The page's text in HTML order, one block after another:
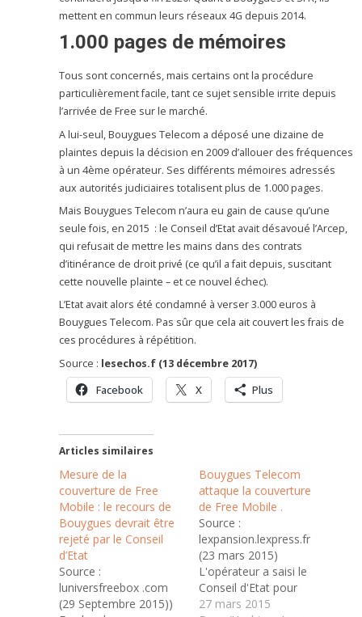
mettent en commun leurs réseaux 4G depuis 2014.
1.000 pages de mémoires
Tous sont concernés, mais certains ont la procédure
particulièrement facile, tant ce sujet sensible irrite depuis
l’arrivée de Free sur le marché.
A lui-seul, Bouygues Telecom a déposé une dizaine de
plaintes depuis la décision en 2009 d’allouer des fréquences
à un 4ème opérateur. Ses différents mémoires adressés
aux autorités judiciaires totalisent plus de 1.000 pages.
Mais Bouygues Telecom n’aura eu gain de cause qu’une
seule fois, en 2015 : le Conseil d’Etat avait désavoué l’Arcep,
qui refusait de mettre les mains dans des contrats
d’itinérance de droit privé (ce qu’il a fait depuis, suscitant
cette nouvelle plainte – et ce nouvel échec).
L’Etat avait alors été condamné à verser 3.000 euros à
Bouygues Telecom. Pas sûr que cela ait couvert les frais de
ces procédures à répétition.
Source : lesechos.f (13 décembre 2017)
Facebook X Plus
Articles similaires
Mesure de la
couverture de Free
Mobile : le recours de
Bouygues devrait être
rejeté par le Conseil
d’Etat
Source :
luniversfreebox .com
(29 Septembre 2015))
Bouygues Telecom
attaque la couverture
de Free Mobile .
Source :
lexpansion.lexpress.fr
(23 mars 2015)
L'opérateur a saisi le
Conseil d'Etat pour
obliger le gendarme
27 mars 2015